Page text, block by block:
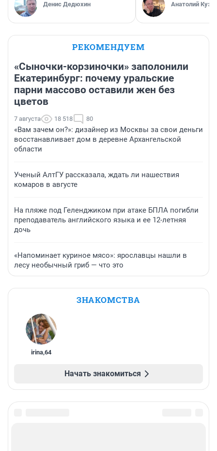
Денис Дедюхин Анатолий
РЕКОМЕНДУЕМ
«Сыночки-корзиночки» заполонили
Екатеринбург: почему уральские
парни массово оставили жен без
цветов
7 августа 18 518 80
«Вам зачем он?»: дизайнер из Москвы за свои деньги
восстанавливает дом в деревне Архангельской
области
Ученый АлтГУ рассказала, ждать ли нашествия
комаров в августе
На пляже под Геленджиком при атаке БПЛА погибли
преподаватель английского языка и ее 12-летняя
дочь
«Напоминает куриное мясо»: ярославцы нашли в
лесу необычный гриб — что это
ЗНАКОМСТВА
irina,64
Начать знакомиться